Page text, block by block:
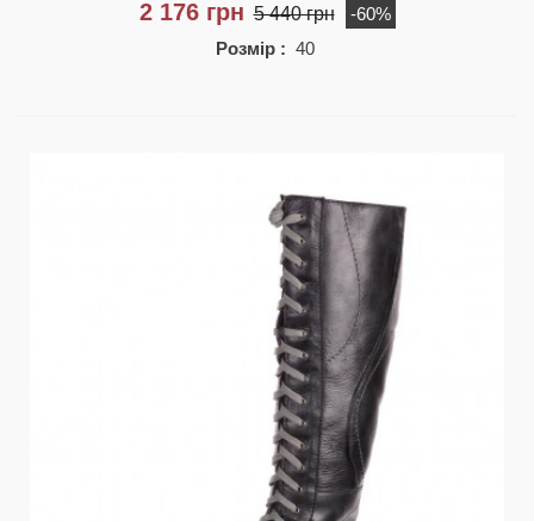
2 176 грн 5 440 грн
-60%
Розмір : 40